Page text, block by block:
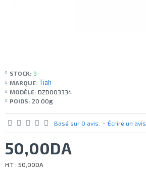
STOCK: 9
MARQUE: Tiah
MODÈLE: DZD003334
POIDS: 20.00g
Basé sur 0 avis. - Écrire un avis
50,00DA
H.T : 50,00DA